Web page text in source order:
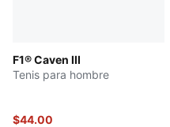
F1® Caven III
Tenis para hombre
$44.00